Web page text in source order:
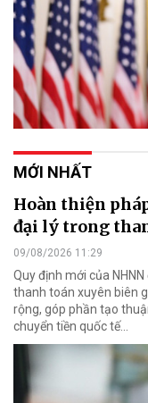
MỚI NHẤT
Hoàn thiện
đại lý trong
09/08/2026 11:29
Quy định mới của
thanh toán xuyên biên
rộng, góp phần tạo
chuyển tiền quốc tế...